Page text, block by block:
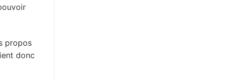
propos
donc